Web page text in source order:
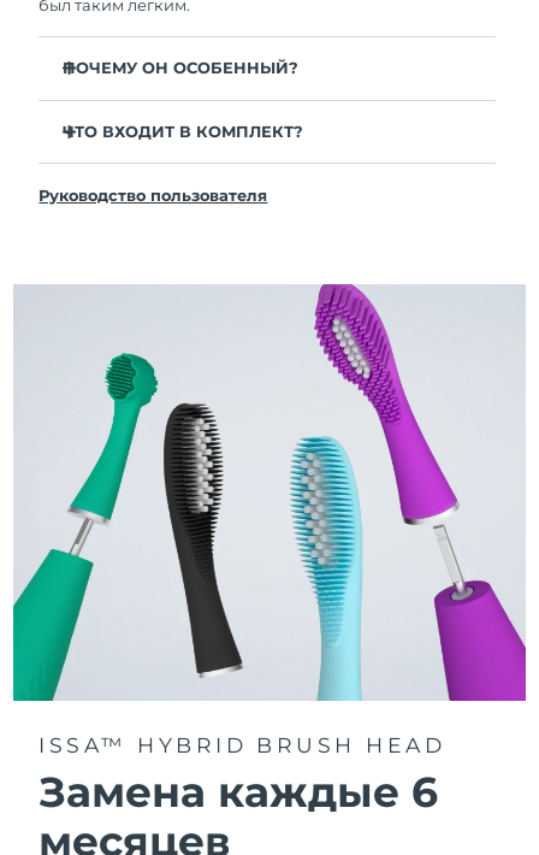
был таким легким.
ПОЧЕМУ ОН ОСОБЕННЫЙ?
рта улучшается на 140% всего за 1 месяц.
Клинически доказано, что issa™ 4 удаляет на 30%
Гибридная насадка служит в 2 раза дольше -
требуется замена всего 1 раз в 6 месяцев.
3 режима чистки: Deep Clean, Whitening и Sensitive.
Технология Sonic Pulse обеспечивает 11 000
пульсаций в минуту для глубокого и бережного
очищения всей полости рта.
Получите доступ к индивидуальным режимам
чистки через приложение FOREO For You.
ЧТО ВХОДИТ В КОМПЛЕКТ?
Кабель для зарядки USB
Инструкция пользователя issa™
Руководство пользователя
ISSA™ HYBRID BRUSH HEAD
Замена каждые 6
месяцев